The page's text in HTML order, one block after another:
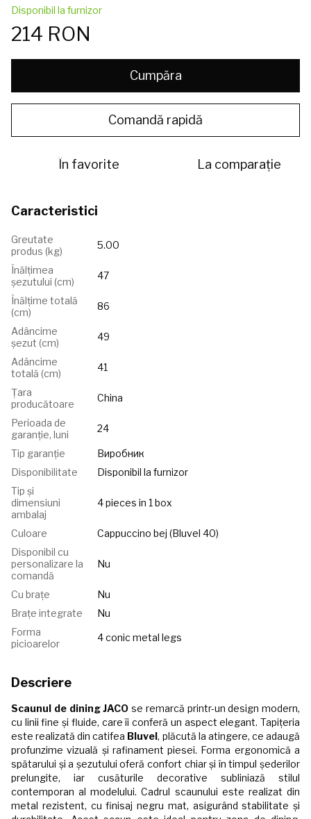
Disponibil la furnizor
214 RON
Cumpăra
Comandă rapidă
În favorite La comparație
Caracteristici
Greutate
produs (kg)
5.00
Înălțimea
șezutului (сm)
47
Înălțime totală
(cm)
86
Adâncime
șezut (cm)
49
Adâncime
totală (cm)
41
Țara
producătoare
China
Perioada de
garanție, luni
24
Tip garanție
Виробник
Disponibilitate
Disponibil la furnizor
Tip și
dimensiuni
ambalaj
4 pieces in 1 box
Culoare
Сappuccino bej (Bluvel 40)
Disponibil cu
personalizare la
comandă
Nu
Cu brațe
Nu
Brațe integrate
Nu
Forma
picioarelor
4 conic metal legs
Descriere
Scaunul de dining JACO se remarcă printr-un design modern,
cu linii fine și fluide, care îi conferă un aspect elegant. Tapițeria
este realizată din catifea Bluvel, plăcută la atingere, ce adaugă
profunzime vizuală și rafinament piesei. Forma ergonomică a
spătarului și a șezutului oferă confort chiar și în timpul șederilor
prelungite, iar cusăturile decorative subliniază stilul
contemporan al modelului. Cadrul scaunului este realizat din
metal rezistent, cu finisaj negru mat, asigurând stabilitate și